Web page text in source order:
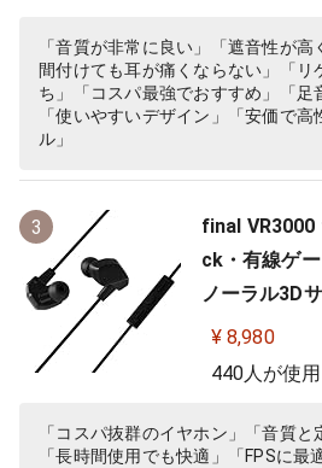
様 低音強化
スニング レ
「音質が非常に良い」「遮音性が
間付けても耳が痛くならない」「リ
ち」「コスパ最強でおすすめ」「足
「使いやすいデザイン」「安価で
ル」
3
final
ck・有線ゲ
ノーラル3D
【ゲーム/
360オーディ
¥ 8,980
440人が使用
「コスパ抜群のイヤホン」「音質と
「長時間使用でも快適」「FPSに最